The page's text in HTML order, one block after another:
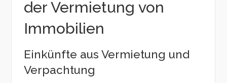
der Vermietung von
Immobilien
Einkünfte aus Vermietung und
Verpachtung